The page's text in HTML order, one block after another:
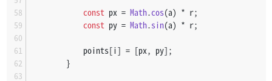
const px = Math.cos(a) * r;
const py = Math.sin(a) * r;
            points[i] = [px, py];
        }